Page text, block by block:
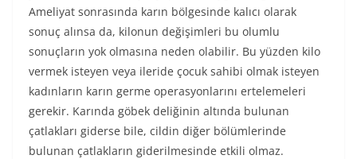
Ameliyat sonrasında karın bölgesinde kalıcı olarak
sonuç alınsa da, kilonun değişimleri bu olumlu
sonuçların yok olmasına neden olabilir. Bu yüzden kilo
vermek isteyen veya ileride çocuk sahibi olmak isteyen
kadınların karın germe operasyonlarını ertelemeleri
gerekir. Karında göbek deliğinin altında bulunan
çatlakları giderse bile, cildin diğer bölümlerinde
bulunan çatlakların giderilmesinde etkili olmaz.